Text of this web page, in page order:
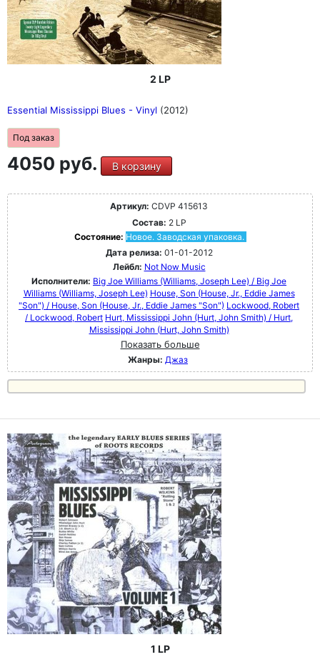
2 LP
Essential Mississippi Blues - Vinyl (2012)
Под заказ
4050 руб. В корзину
Артикул: CDVP 415613
Состав: 2 LP
Состояние: Новое. Заводская упаковка.
Дата релиза: 01-01-2012
Лейбл: Not Now Music
Исполнители: Big Joe Williams (Williams, Joseph Lee) / Big Joe
Williams (Williams, Joseph Lee) House, Son (House, Jr., Eddie James
"Son") / House, Son (House, Jr., Eddie James "Son") Lockwood, Robert
/ Lockwood, Robert Hurt, Mississippi John (Hurt, John Smith) / Hurt,
Mississippi John (Hurt, John Smith)
Показать больше
Жанры: Джаз
1 LP